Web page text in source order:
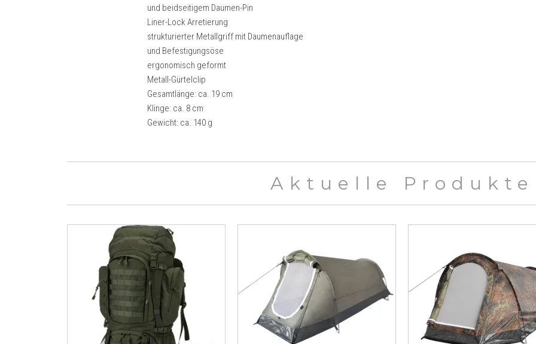
und beidseitigem Daumen-Pin
Liner-Lock Arretierung
strukturierter Metallgriff mit Daumenauflage
und Befestigungsöse
ergonomisch geformt
Metall-Gürtelclip
Gesamtlänge: ca. 19 cm
Klinge: ca. 8 cm
Gewicht: ca. 140 g
Aktuelle Produkte